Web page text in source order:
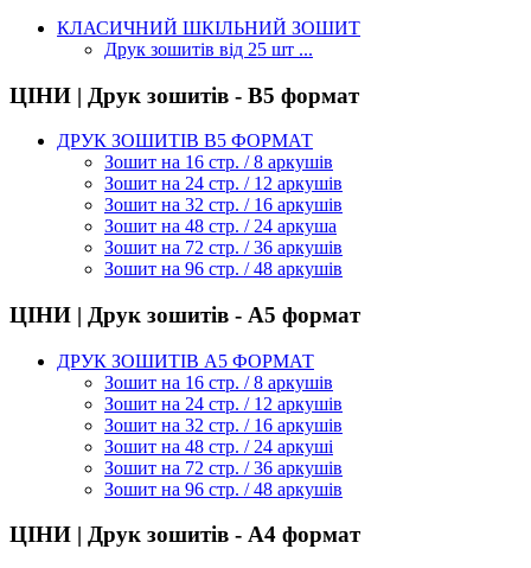
КЛАСИЧНИЙ ШКІЛЬНИЙ ЗОШИТ
Друк зошитів від 25 шт ...
ЦІНИ | Друк зошитів - В5 формат
ДРУК ЗОШИТІВ В5 ФОРМАТ
Зошит на 16 стр. / 8 аркушів
Зошит на 24 стр. / 12 аркушів
Зошит на 32 стр. / 16 аркушів
Зошит на 48 стр. / 24 аркуша
Зошит на 72 стр. / 36 аркушів
Зошит на 96 стр. / 48 аркушів
ЦІНИ | Друк зошитів - А5 формат
ДРУК ЗОШИТІВ А5 ФОРМАТ
Зошит на 16 стр. / 8 аркушів
Зошит на 24 стр. / 12 аркушів
Зошит на 32 стр. / 16 аркушів
Зошит на 48 стр. / 24 аркуші
Зошит на 72 стр. / 36 аркушів
Зошит на 96 стр. / 48 аркушів
ЦІНИ | Друк зошитів - А4 формат